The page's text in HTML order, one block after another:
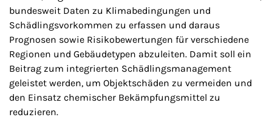
bundesweit Daten zu Klimabedingungen und
Schädlingsvorkommen zu erfassen und daraus
Prognosen sowie Risikobewertungen für verschiedene
Regionen und Gebäudetypen abzuleiten. Damit soll ein
Beitrag zum integrierten Schädlingsmanagement
geleistet werden, um Objektschäden zu vermeiden und
den Einsatz chemischer Bekämpfungsmittel zu
reduzieren.